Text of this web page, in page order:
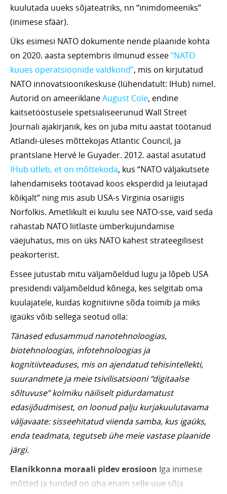
kuulutada uueks sõjateatriks, nn “inimdomeeniks”
(inimese sfäär).
Üks esimesi NATO dokumente nende plaanide kohta
on 2020. aasta septembris ilmunud essee“NATO
kuues operatsioonide valdkond”, mis on kirjutatud
NATO innovatsioonikeskuse (lühendatult: IHub) nimel.
Autorid on ameeriklaneAugust Cole, endine
kaitsetööstusele spetsialiseerunud Wall Street
Journali ajakirjanik, kes on juba mitu aastat töötanud
Atlandi-üleses mõttekojas Atlantic Council, ja
prantslane Hervé le Guyader. 2012. aastal asutatud
IHub ütleb, et on mõttekoda, kus “NATO väljakutsete
lahendamiseks töötavad koos eksperdid ja leiutajad
kõikjalt” ning mis asub USA-s Virginia osariigis
Norfolkis. Ametlikult ei kuulu see NATO-sse, vaid seda
rahastab NATO liitlaste ümberkujundamise
väejuhatus, mis on üks NATO kahest strateegilisest
peakorterist.
Essee jutustab mitu väljamõeldud lugu ja lõpeb USA
presidendi väljamõeldud kõnega, kes selgitab oma
kuulajatele, kuidas kognitiivne sõda toimib ja miks
igaüks võib sellega seotud olla:
Tänased edusammud nanotehnoloogias,
biotehnoloogias, infotehnoloogias ja
kognitiivteaduses, mis on ajendatud tehisintellekti,
suurandmete ja meie tsivilisatsiooni “digitaalse
sõltuvuse” kolmiku näiliselt pidurdamatust
edasijõudmisest, on loonud palju kurjakuulutavama
väljavaate: sisseehitatud viienda samba, kus igaüks,
enda teadmata, tegutseb ühe meie vastase plaanide
järgi.
Elanikkonna moraali pidev erosioon Iga inimese
mõtted ja tunded on üha enam selle uue sõja